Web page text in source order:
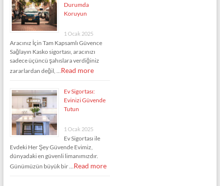
Durumda
Koruyun
1 Ocak 2025
Aracınız İçin Tam Kapsamlı Güvence
Sağlayın Kasko sigortası, aracınızı
sadece üçüncü şahıslara verdiğiniz
zararlardan değil, … Read more
Ev Sigortası:
Evinizi Güvende
Tutun
1 Ocak 2025
Ev Sigortası ile
Evdeki Her Şey Güvende Evimiz,
dünyadaki en güvenli limanımızdır.
Günümüzün büyük bir … Read more